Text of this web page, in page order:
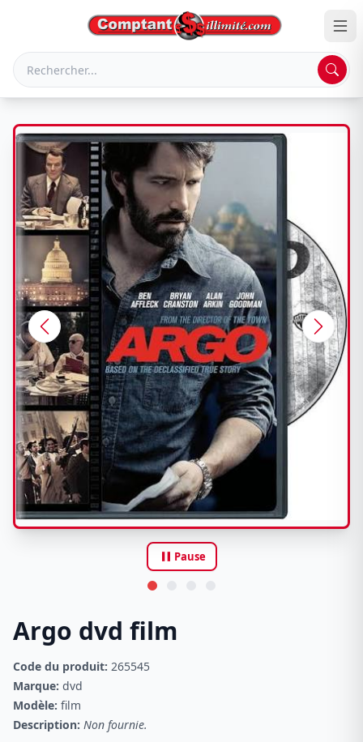
pause Pause
Argo dvd film
Code du produit: 265545
Marque: dvd
Modèle: film
Description: Non fournie.